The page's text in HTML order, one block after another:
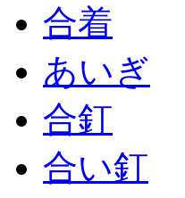
合着
あいぎ
合釘
合い釘